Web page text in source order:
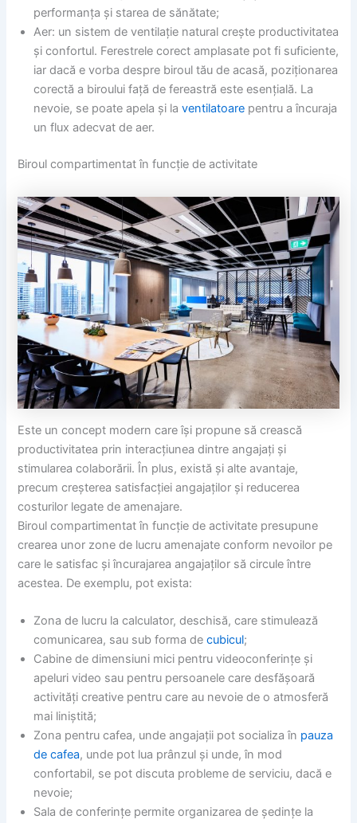
performanța și starea de sănătate;
Aer: un sistem de ventilație natural crește productivitatea
și confortul. Ferestrele corect amplasate pot fi suficiente,
iar dacă e vorba despre biroul tău de acasă, poziționarea
corectă a biroului față de fereastră este esențială. La
nevoie, se poate apela și laventilatoare pentru a încuraja
un flux adecvat de aer.
Biroul compartimentat în funcție de activitate
Este un concept modern care își propune să crească
productivitatea prin interacțiunea dintre angajați și
stimularea colaborării. În plus, există și alte avantaje,
precum creșterea satisfacției angajaților și reducerea
costurilor legate de amenajare.
Biroul compartimentat în funcție de activitate presupune
crearea unor zone de lucru amenajate conform nevoilor pe
care le satisfac și încurajarea angajaților să circule între
acestea. De exemplu, pot exista:
Zona de lucru la calculator, deschisă, care stimulează
comunicarea, sau sub forma decubicul;
Cabine de dimensiuni mici pentru videoconferințe și
apeluri video sau pentru persoanele care desfășoară
activități creative pentru care au nevoie de o atmosferă
mai liniștită;
Zona pentru cafea, unde angajații pot socializa în pauza
de cafea, unde pot lua prânzul și unde, în mod
confortabil, se pot discuta probleme de serviciu, dacă e
nevoie;
Sala de conferințe permite organizarea de ședințe la